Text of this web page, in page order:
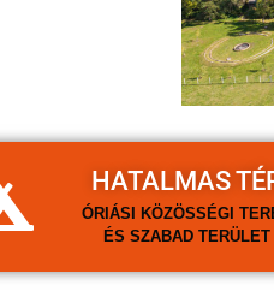
HATALMAS
ÓRIÁSI KÖZÖSSÉGI
ÉS SZABAD TERÜLET